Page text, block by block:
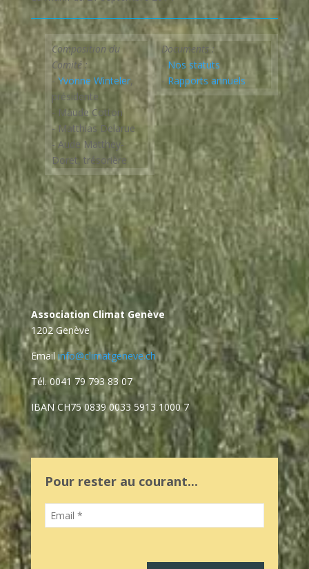
Composition du
Comité :
Yvonne Winteler,
présidente
- Maude Cotton
- Matthias Delarue
- Aude Matthey-
Doret, trésorière
Documents :
- Nos statuts
- Rapports annuels
Association Climat Genève
1202 Genève
Email info@climatgeneve.ch
Tél. 0041 79 793 83 07
IBAN CH75 0839 0033 5913 1000 7
Pour rester au courant...